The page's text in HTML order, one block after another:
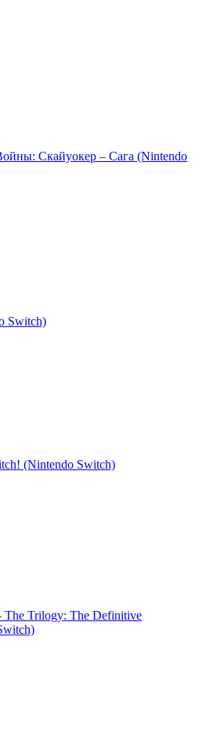
Скайуокер – Сага (Nintendo
Switch)
(Nintendo Switch)
The Trilogy: The Definitive